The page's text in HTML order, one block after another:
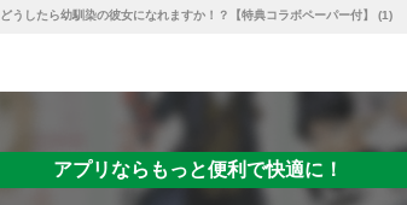
どうしたら幼馴染の彼女になれますか！？【特典コラボペーパー付】 (1)
アプリならもっと便利で快適に！